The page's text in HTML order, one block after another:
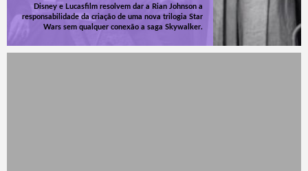
Disney e Lucasfilm resolvem dar a Rian Johnson a
responsabilidade da criação de uma nova trilogia Star
Wars sem qualquer conexão a saga Skywalker.